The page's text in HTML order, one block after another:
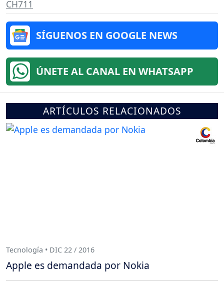
CH711
SÍGUENOS EN GOOGLE NEWS
ÚNETE AL CANAL EN WHATSAPP
ARTÍCULOS RELACIONADOS
Tecnología • DIC 22 / 2016
Apple es demandada por Nokia